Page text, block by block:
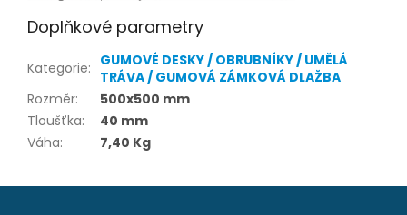
Doplňkové parametry
Kategorie: GUMOVÉ DESKY / OBRUBNÍKY / UMĚLÁ
TRÁVA / GUMOVÁ ZÁMKOVÁ DLAŽBA
Rozměr:
500x500 mm
Tloušťka:
40 mm
Váha: 7,40 Kg